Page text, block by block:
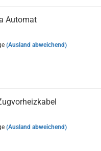
Automat
(Ausland abweichend)
(Ausland abweichend)